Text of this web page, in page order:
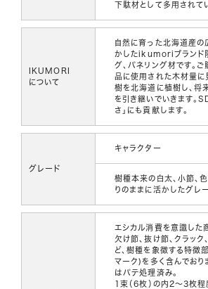
下駄材として多用されて
IKUMORI
について
自然に育った北海道産の
かしたikumoriブランド
グ、パネリング材です。ご
品に使用された木材量に
樹を北海道に植樹し、将
を引き継いでいきます。
さ」にも貢献します。
グレード
キャラクター
樹種本来の白太、小節、
りのままに活かしたグレー
エシカル消費を意識した
欠け節、抜け節、クラック
ど、樹種を象徴する特徴
マーク)を多く含んでおり
はパテ処理済み。
1束（6枚）の内2～3枚程